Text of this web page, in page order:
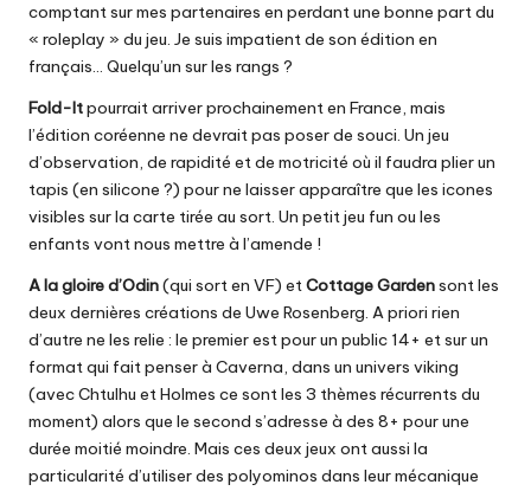
comptant sur mes partenaires en perdant une bonne part du
« roleplay » du jeu. Je suis impatient de son édition en
français… Quelqu’un sur les rangs ?
Fold-Itpourrait arriver prochainement en France, mais
l’édition coréenne ne devrait pas poser de souci. Un jeu
d’observation, de rapidité et de motricité où il faudra plier un
tapis (en silicone ?) pour ne laisser apparaître que les icones
visibles sur la carte tirée au sort. Un petit jeu fun ou les
enfants vont nous mettre à l’amende !
A la gloire d’Odin(qui sort en VF) etCottage Gardensont les
deux dernières créations de Uwe Rosenberg. A priori rien
d’autre ne les relie : le premier est pour un public 14+ et sur un
format qui fait penser à Caverna, dans un univers viking
(avec Chtulhu et Holmes ce sont les 3 thèmes récurrents du
moment) alors que le second s’adresse à des 8+ pour une
durée moitié moindre. Mais ces deux jeux ont aussi la
particularité d’utiliser des polyominos dans leur mécanique